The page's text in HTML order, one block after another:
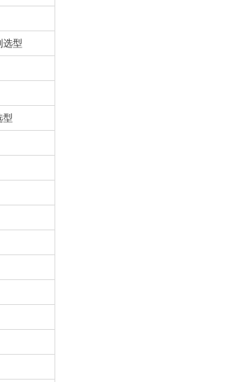
选型
型